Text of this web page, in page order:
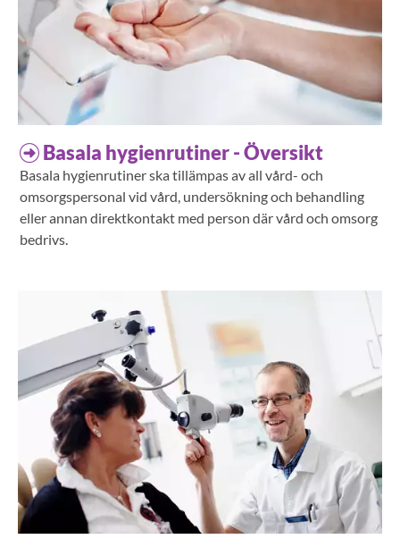
Basala hygienrutiner - Översikt
Basala hygienrutiner ska tillämpas av all vård- och
omsorgspersonal vid vård, undersökning och behandling
eller annan direktkontakt med person där vård och omsorg
bedrivs.